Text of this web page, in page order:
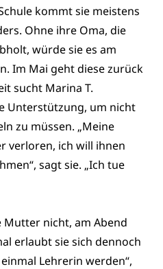
kommt sie meistens
Ohne ihre Oma, die
würde sie es am
Im Mai geht diese zurück
sucht Marina T.
Unterstützung, um nicht
zu müssen. „Meine
verloren, ich will ihnen
sagt sie. „Ich tue
nicht, am Abend
erlaubt sie sich dennoch
Lehrerin werden“,